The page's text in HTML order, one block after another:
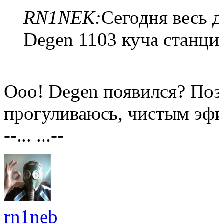
RN1NEK:Сегодня весь
Degen 1103 куча
Ооо! Degen появился?
прогуливаюсь, чистым
--... ...--
rn1neb